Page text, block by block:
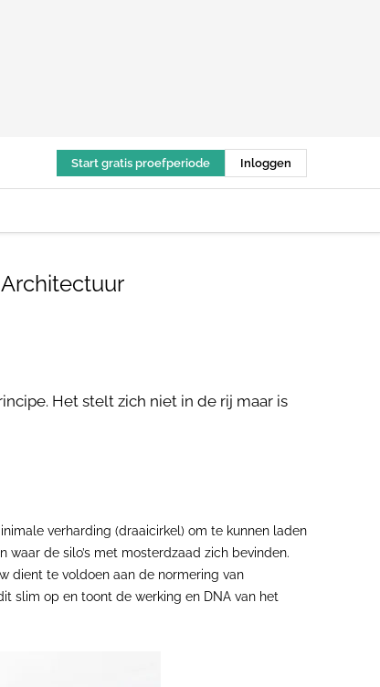
Start gratis proefperiode Inloggen
Het stelt zich niet in de rij maar is
verharding (draaicirkel) om te kunnen laden
de silo’s met mosterdzaad zich bevinden.
dient te voldoen aan de normering van
slim op en toont de werking en DNA van het